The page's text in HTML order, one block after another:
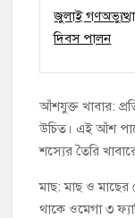
আঁশযুক্ত খাবার:
উচিত। এই আঁশ
শস্যের তৈরি
মাছ: মাছ ও মাছের
থাকে ওমেগা ৩